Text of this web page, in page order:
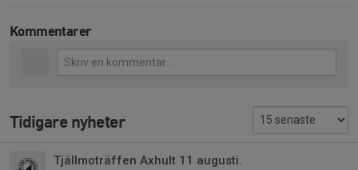
Kommentarer
Tidigare nyheter
Tjällmoträffen Axhult 11 augusti.